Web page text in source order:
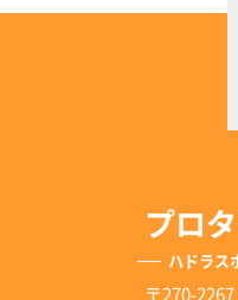
プロ
ハドラス
〒270-